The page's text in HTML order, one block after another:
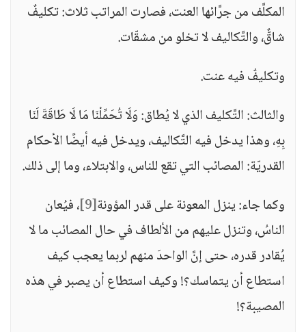
المكلَّف من جرَّائها العنت، فصارت المراتب ثلاث: تكليفٌ
شاقٌّ، والتَّكاليف لا تخلو من مشقّات.
وتكليفٌ فيه عنت.
والثالث: التَّكليف الذي لا يُطاق: وَلَا تُحَمِّلْنَا مَا لَا طَاقَةَ لَنَا
بِهِ، وهذا يدخل فيه التَّكاليف، ويدخل فيه أيضًا الأحكام
القدريّة: المصائب التي تقع للناس، والابتلاء، وما إلى ذلك.
وكما جاء: ينزل المعونة على قدر المؤونة[9] ، فيُعان
الناسُ، وتنزل عليهم من الألطاف في حال المصائب ما لا
يُقادر قدره، حتى إنَّ الواحدَ منهم لربما يعجب كيف
استطاع أن يتماسك؟! وكيف استطاع أن يصبر في هذه
المصيبة؟!